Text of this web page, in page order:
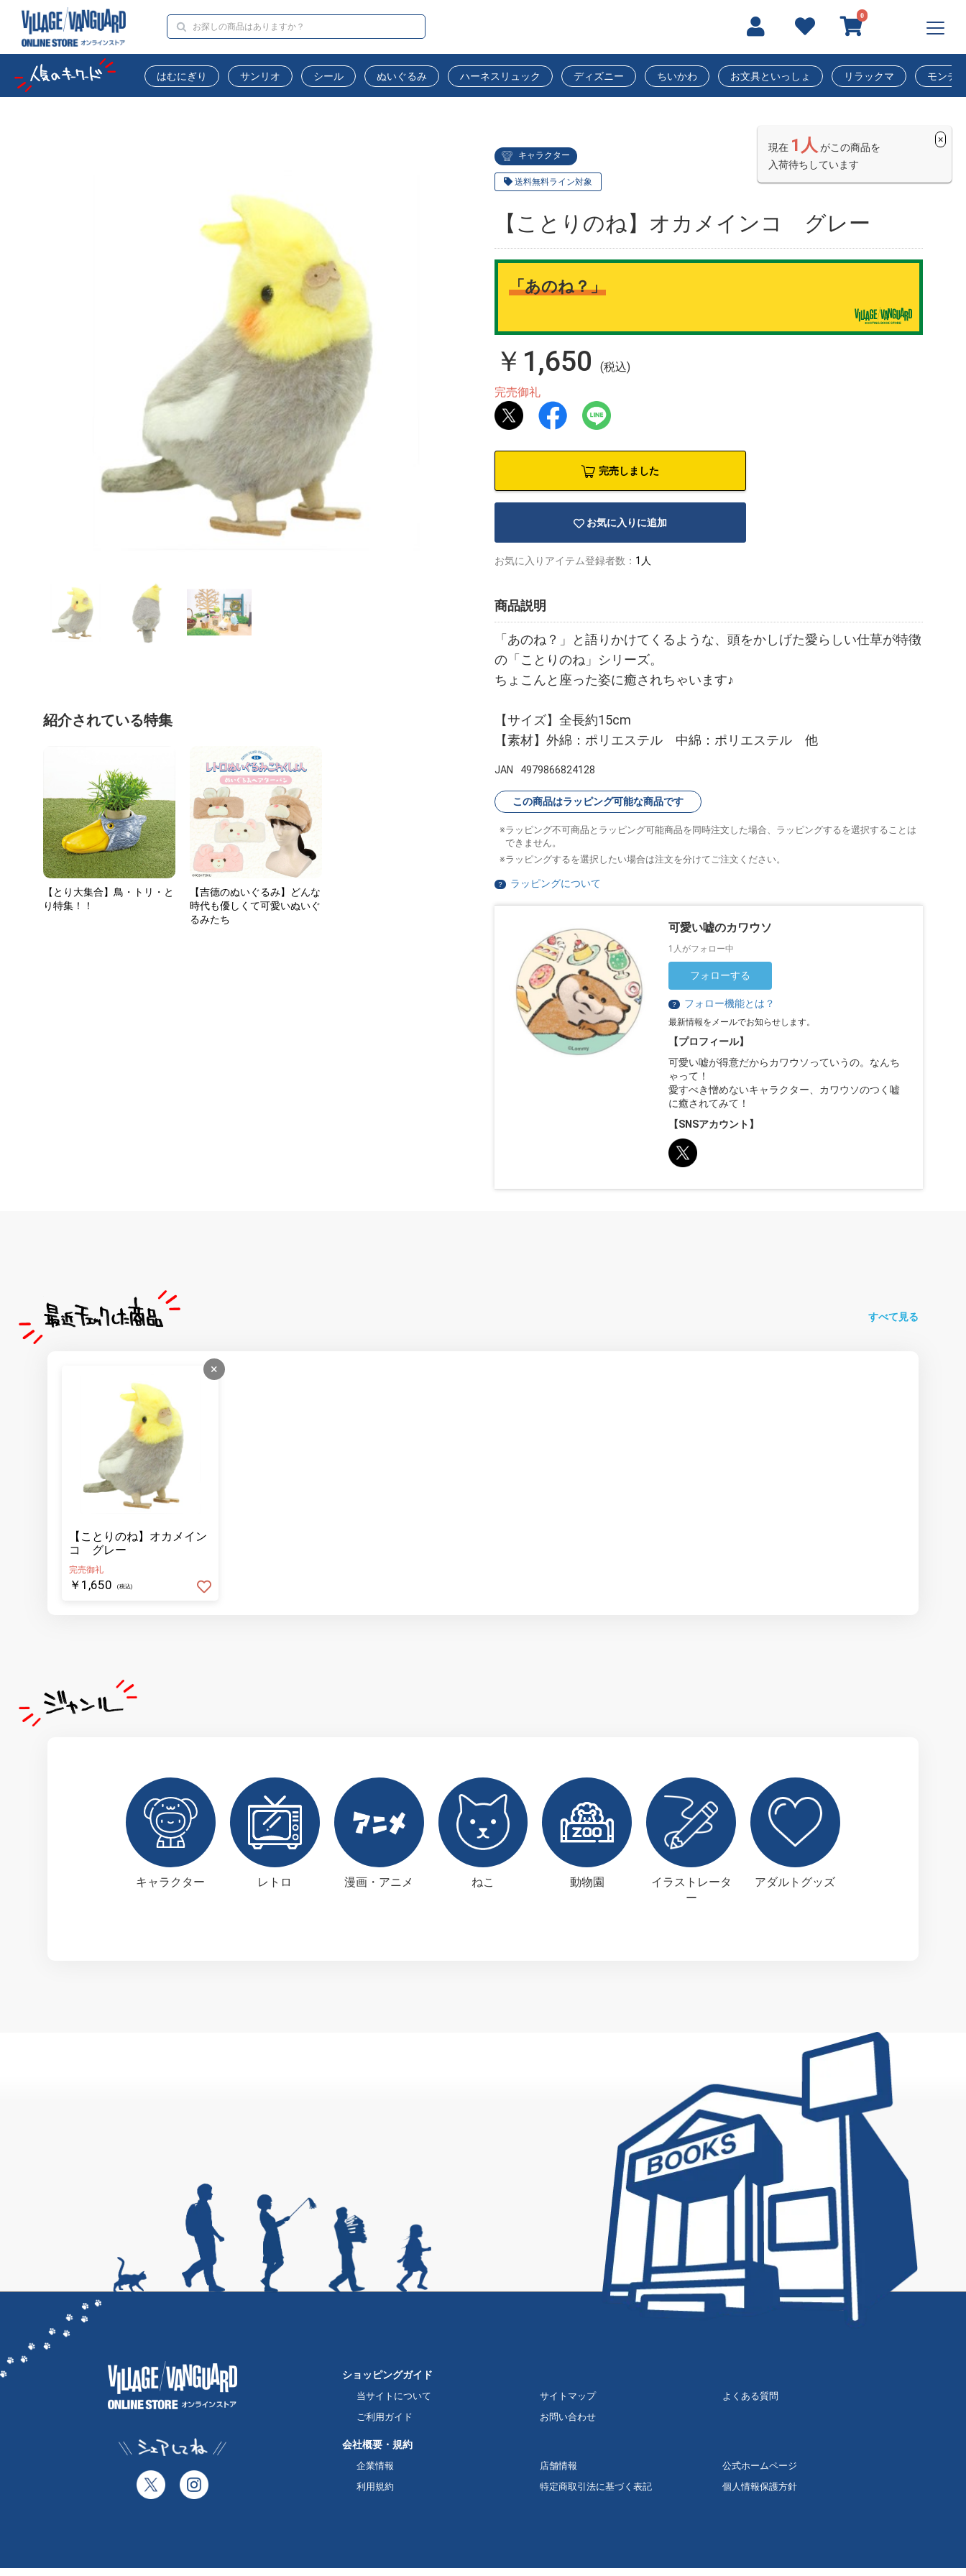
0
はむにぎり サンリオ シール ぬいぐるみ ハーネスリュック ディズニー ちいかわ お文具といっしょ リラックマ モンチ
現在 1人 がこの商品を
入荷待ちしています
×
キャラクター
送料無料ライン対象
【ことりのね】オカメインコ グレー
「あのね？」
￥1,650
(税込)
完売御礼
完売しました
お気に入りに追加
お気に入りアイテム登録者数： 1人
商品説明
「あのね？」と語りかけてくるような、頭をかしげた愛らしい仕草が特徴
の「ことりのね」シリーズ。
ちょこんと座った姿に癒されちゃいます♪
【サイズ】全長約15cm
【素材】外綿：ポリエステル 中綿：ポリエステル 他
JAN 4979866824128
この商品はラッピング可能な商品です
ラッピング不可商品とラッピング可能商品を同時注文した場合、ラッピングするを選択することは
できません。
ラッピングするを選択したい場合は注文を分けてご注文ください。
？ ラッピングについて
可愛い嘘のカワウソ
1人がフォロー中
フォローする
？ フォロー機能とは？
最新情報をメールでお知らせします。
【プロフィール】
可愛い嘘が得意だからカワウソっていうの。なんち
ゃって！
愛すべき憎めないキャラクター、カワウソのつく嘘
に癒されてみて！
【SNSアカウント】
紹介されている特集
【とり大集合】鳥・トリ・と
り特集！！
【吉德のぬいぐるみ】どんな
時代も優しくて可愛いぬいぐ
るみたち
すべて見る
×
【ことりのね】オカメイン
コ グレー
完売御礼
￥1,650 (税込)
キャラクター レトロ 漫画・アニメ ねこ 動物園
イラストレータ
ー
アダルトグッズ
ショッピングガイド
当サイトについて サイトマップ
よくある質問
ご利用ガイド
お問い合わせ
会社概要・規約
企業情報 店舗情報
公式ホームページ
利用規約
特定商取引法に基づく表記 個人情報保護方針